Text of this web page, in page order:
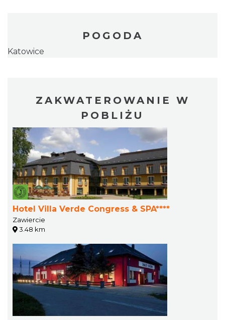
POGODA
Katowice
ZAKWATEROWANIE W
POBLIŻU
Hotel Villa Verde Congress & SPA****
Zawiercie
3.48 km